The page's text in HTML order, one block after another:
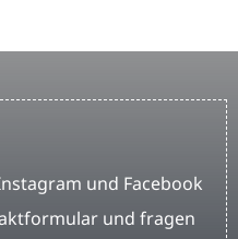
und Facebook
und fragen